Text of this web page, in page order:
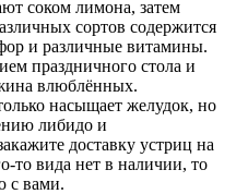
соком лимона, затем
сортов содержится
и различные витамины.
праздничного стола и
влюблённых.
насыщает желудок, но
либидо и
доставку устриц на
то вида нет в наличии, то
с вами.